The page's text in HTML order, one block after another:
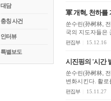
대담
충칭 사건
인터뷰
특별보도
軍 개혁, 천하를
쑨수린(孙树林,
국의 지도자들은
편집부 15.12.16
시진핑의 '시간
쑨수린(孙树林,
변화시킨다. 활
편집부 15.11.27